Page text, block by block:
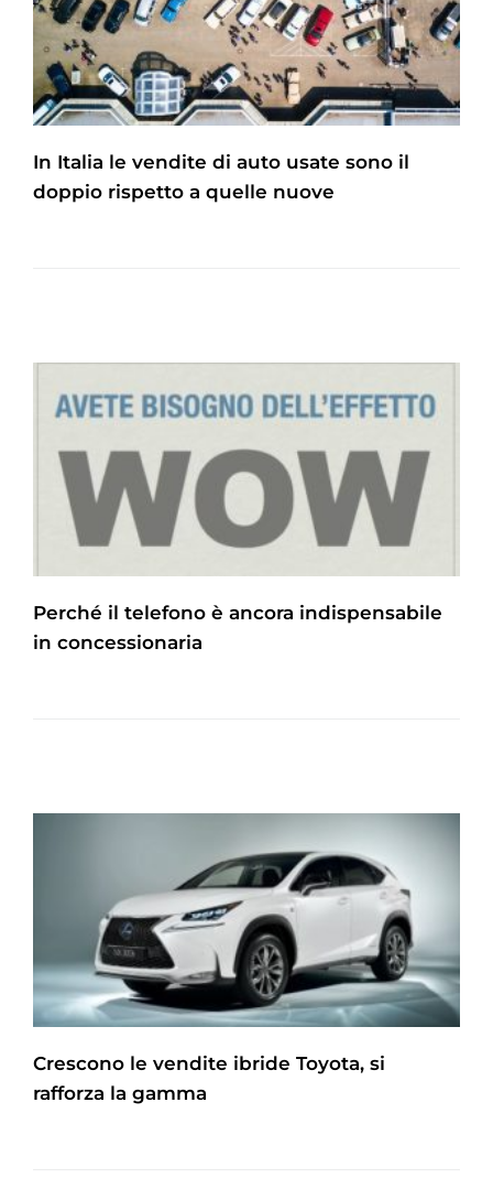
In Italia le vendite di auto usate sono il
doppio rispetto a quelle nuove
Perché il telefono è ancora indispensabile
in concessionaria
Crescono le vendite ibride Toyota, si
rafforza la gamma